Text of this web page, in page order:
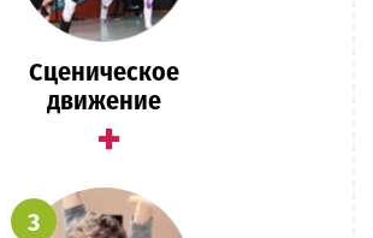
Сценическое
движение
+
3